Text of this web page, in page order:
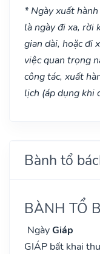
* Ngày xuất
là ngày đi xa, rời
gian dài, hoặc đi
việc quan trọng
công tác, xuất
lịch (áp dụng khi
Bành tổ
BÀNH TỔ
NgàyGiáp
GIÁP bất khai